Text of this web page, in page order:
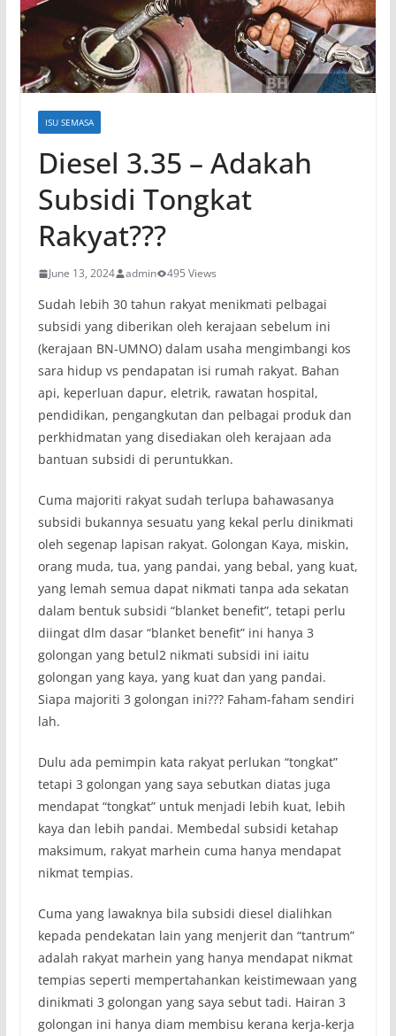
ISU SEMASA
Diesel 3.35 – Adakah
Subsidi Tongkat
Rakyat???
June 13, 2024 admin 495 Views
Sudah lebih 30 tahun rakyat menikmati pelbagai
subsidi yang diberikan oleh kerajaan sebelum ini
(kerajaan BN-UMNO) dalam usaha mengimbangi kos
sara hidup vs pendapatan isi rumah rakyat. Bahan
api, keperluan dapur, eletrik, rawatan hospital,
pendidikan, pengangkutan dan pelbagai produk dan
perkhidmatan yang disediakan oleh kerajaan ada
bantuan subsidi di peruntukkan.
Cuma majoriti rakyat sudah terlupa bahawasanya
subsidi bukannya sesuatu yang kekal perlu dinikmati
oleh segenap lapisan rakyat. Golongan Kaya, miskin,
orang muda, tua, yang pandai, yang bebal, yang kuat,
yang lemah semua dapat nikmati tanpa ada sekatan
dalam bentuk subsidi “blanket benefit”, tetapi perlu
diingat dlm dasar “blanket benefit” ini hanya 3
golongan yang betul2 nikmati subsidi ini iaitu
golongan yang kaya, yang kuat dan yang pandai.
Siapa majoriti 3 golongan ini??? Faham-faham sendiri
lah.
Dulu ada pemimpin kata rakyat perlukan “tongkat”
tetapi 3 golongan yang saya sebutkan diatas juga
mendapat “tongkat” untuk menjadi lebih kuat, lebih
kaya dan lebih pandai. Membedal subsidi ketahap
maksimum, rakyat marhein cuma hanya mendapat
nikmat tempias.
Cuma yang lawaknya bila subsidi diesel dialihkan
kepada pendekatan lain yang menjerit dan “tantrum”
adalah rakyat marhein yang hanya mendapat nikmat
tempias seperti mempertahankan keistimewaan yang
dinikmati 3 golongan yang saya sebut tadi. Hairan 3
golongan ini hanya diam membisu kerana kerja-kerja